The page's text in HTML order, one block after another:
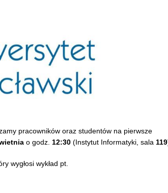
pracowników oraz studentów na pierwsze
o godz. 12:30 (Instytut Informatyki, sala 119
wygłosi wykład pt.